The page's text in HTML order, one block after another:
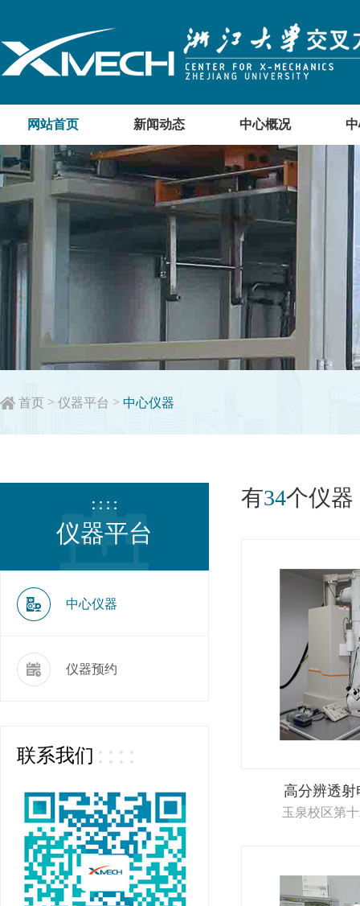
网站首页 新闻动态 中心概况
首页 > 仪器平台 > 中心仪器
仪器平台
中心仪器
仪器预约
联系我们
有34个仪器
高分辨透
玉泉校区第